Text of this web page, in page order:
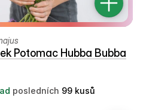
Potomac Hubba Bubba
posledních 99 kusů